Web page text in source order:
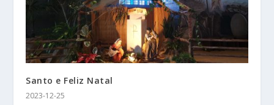
Santo e Feliz Natal
2023-12-25